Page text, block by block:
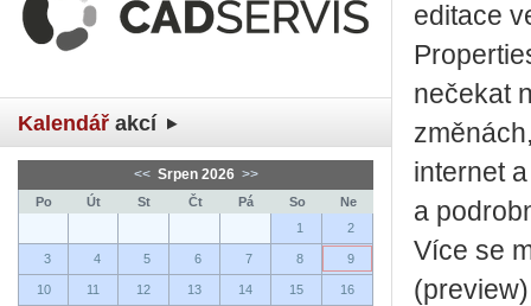
Kalendář akcí
<< Srpen 2026 >>
Po Út St Čt Pá So
Ne
1
2
3 4 5 6 7 8 9
10 11 12 13 14 15 16
editace
nečekat
internet
a
Více se